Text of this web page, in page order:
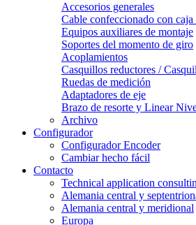
Accesorios generales
Cable confeccionado con caja
Equipos auxiliares de montaje
Soportes del momento de giro
Acoplamientos
Casquillos reductores /
Ruedas de medición
Adaptadores de eje
Brazo de resorte y Linear
Archivo
Configurador
Configurador Encoder
Cambiar hecho fácil
Contacto
Technical application
Alemania central y
Alemania central y meridional
Europa